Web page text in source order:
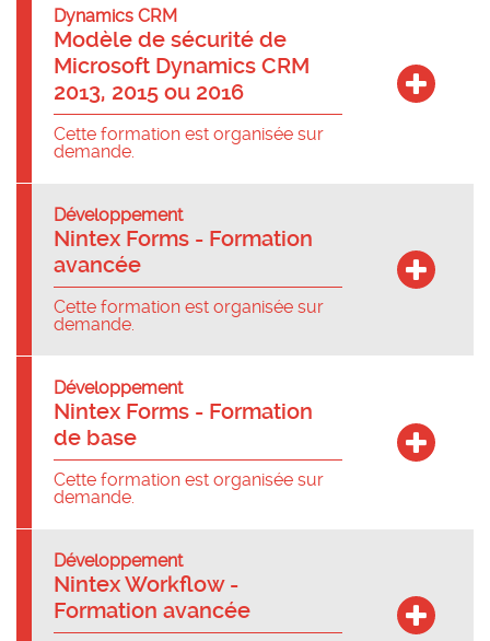
Dynamics CRM
Modèle de sécurité de
Microsoft Dynamics CRM
2013, 2015 ou 2016
Cette formation est organisée sur
demande.
Développement
Nintex Forms - Formation
avancée
Cette formation est organisée sur
demande.
Développement
Nintex Forms - Formation
de base
Cette formation est organisée sur
demande.
Développement
Nintex Workflow -
Formation avancée